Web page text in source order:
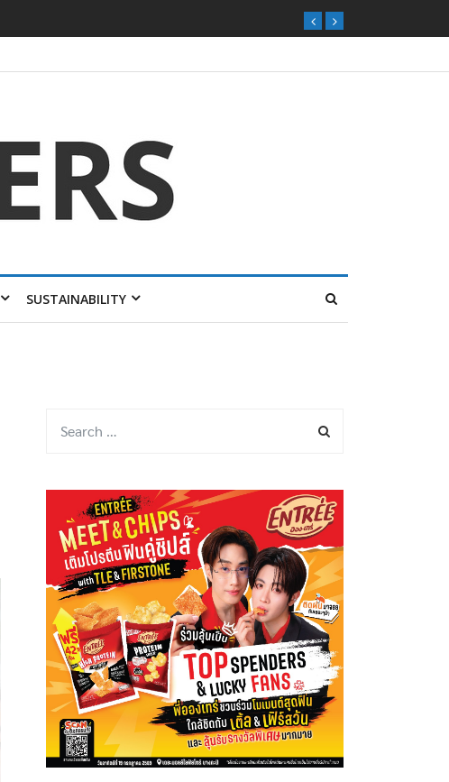
SUSTAINABILITY